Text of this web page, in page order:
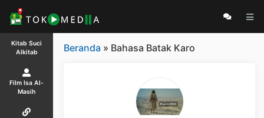
Kitab Suci
Alkitab
Film Isa Al-
Masih
Beranda » Bahasa Batak Karo